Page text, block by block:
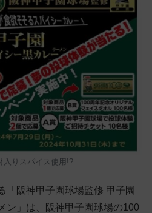
入りスパイス使用!?
「阪神甲子園球場監修 甲子園
ン」は、阪神甲子園球場の100